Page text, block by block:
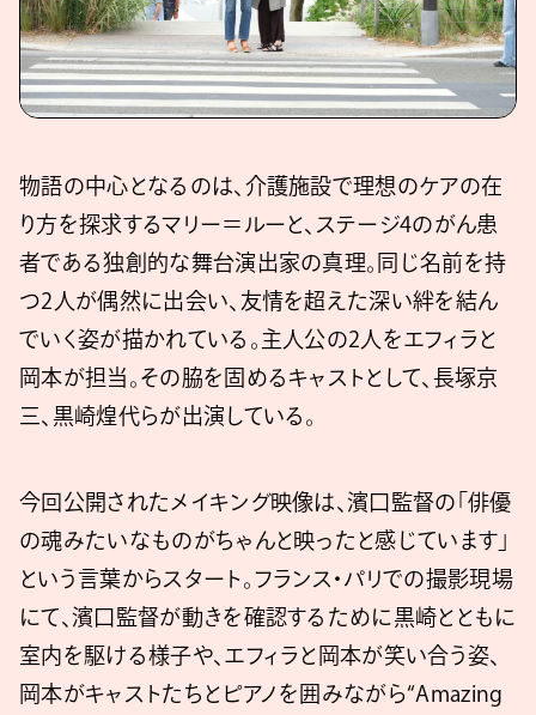
物語の中心となるのは、介護施設で理想のケアの在
り方を探求するマリー＝ルーと、ステージ4のがん患
者である独創的な舞台演出家の真理。同じ名前を持
つ2人が偶然に出会い、友情を超えた深い絆を結ん
でいく姿が描かれている。主人公の2人をエフィラと
岡本が担当。その脇を固めるキャストとして、長塚京
三、黒崎煌代らが出演している。
今回公開されたメイキング映像は、濱口監督の「俳優
の魂みたいなものがちゃんと映ったと感じています」
という言葉からスタート。フランス・パリでの撮影現場
にて、濱口監督が動きを確認するために黒崎とともに
室内を駆ける様子や、エフィラと岡本が笑い合う姿、
岡本がキャストたちとピアノを囲みながら“Amazing